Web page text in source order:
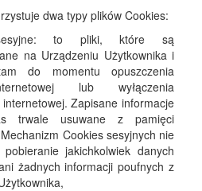
dwa typy plików Cookies:
to pliki, które są
na Urządzeniu Użytkownika i
do momentu opuszczenia
lub wyłączenia
Zapisane informacje
trwale usuwane z pamięci
Cookies sesyjnych nie
jakichkolwiek danych
żadnych informacji poufnych z